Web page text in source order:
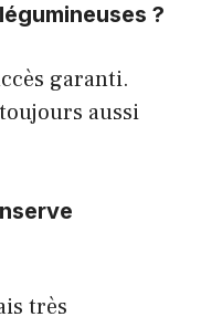
?
garanti.
aussi
très